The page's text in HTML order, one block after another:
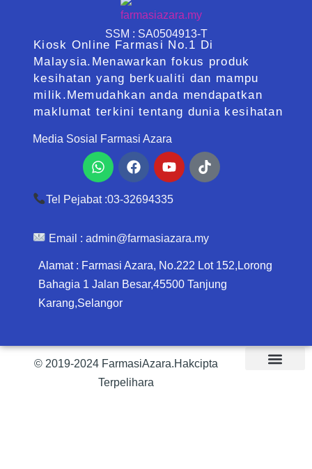
SSM : SA0504913-T
Kiosk Online Farmasi No.1 Di
Malaysia.Menawarkan fokus produk
kesihatan yang berkualiti dan mampu
milik.Memudahkan anda mendapatkan
maklumat terkini tentang dunia kesihatan
Media Sosial Farmasi Azara
WhatsappFacebookYoutubeTiktok
Tel Pejabat :03-32694335
Email : admin@farmasiazara.my
Alamat : Farmasi Azara, No.222 Lot 152,Lorong
Bahagia 1 Jalan Besar,45500 Tanjung
Karang,Selangor
© 2019-2024 FarmasiAzara.Hakcipta
Terpelihara